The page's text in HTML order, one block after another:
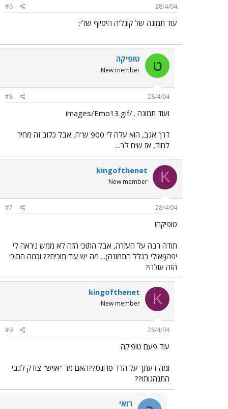
28/4/04
#6
עוד תמונה של קונל'ה היפיוף שלי:
ט טופיקה
New member
28/4/04
#8
ועוד תמונה ../images/Emo13.gif
דרך אגב, הוא עלה לי 900 ש"ח, אבל כלוב זה מחיר
לחוד, אז שים לב...
K
kingofthenet
New member
28/4/04
#7
טופיקה!
תודה רבה על העזרה, אבל התוכי הזה לא ממש ניראה לי
יפה(ואולי בגלל התמונה)... מה יש עוד תוכים?? וכמה התוכי
הזה עולה?
K
kingofthenet
New member
28/4/04
#9
עוד פעם טופיקה
ומה דעתך על הרד פרונט??האם מר "אויש" צודק לגבי
התנהגותו??
רואי